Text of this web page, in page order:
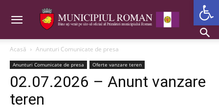
Acasă Anunturi Comunicate de presa
Anunturi Comunicate de presa Oferte vanzare teren
02.07.2026 – Anunt vanzare
teren